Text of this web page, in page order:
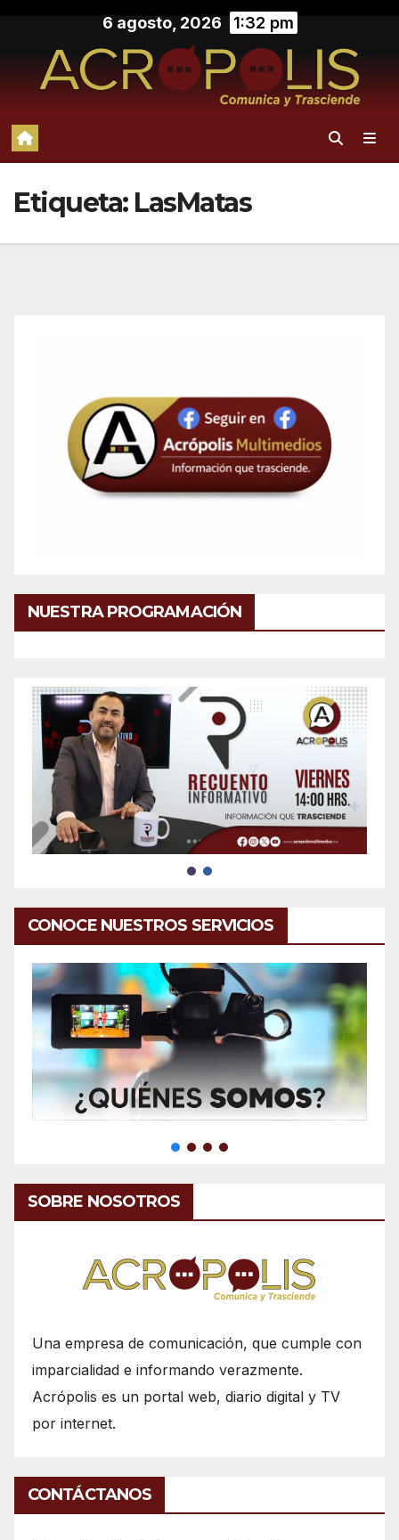
contenido
6 agosto, 2026 1:32 pm
Etiqueta: LasMatas
NUESTRA PROGRAMACIÓN
CONOCE NUESTROS SERVICIOS
SOBRE NOSOTROS
Una empresa de comunicación, que cumple con
imparcialidad e informando verazmente.
Acrópolis es un portal web, diario digital y TV
por internet.
CONTÁCTANOS